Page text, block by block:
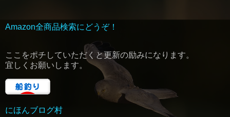
Amazon全商品検索にどうぞ！
ここをポチしていただくと更新の励みになります。
宜しくお願いします。
にほんブログ村